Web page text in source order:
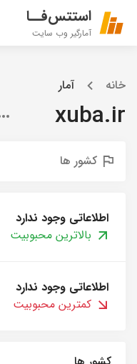
استتس‌فــا
آمارگیر وب سایت
خانه آمار
xuba.ir
کشور ها
اطلاعاتی وجود ندارد
بالاترین محبوبیت
اطلاعاتی وجود ندارد
کمترین محبوبیت